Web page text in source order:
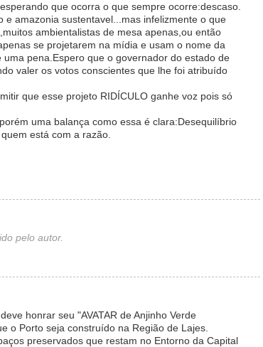
que ocorra o que sempre ocorre:descaso.
e amazonia sustentavel...mas infelizmente o que
ambientalistas de mesa apenas,ou então
se projetarem na mídia e usam o nome da
uma pena.Espero que o governador do estado de
valer os votos conscientes que lhe foi atribuído
que esse projeto RIDÍCULO ganhe voz pois só
uma balança como essa é clara:Desequilíbrio
está com a razão.
pelo autor.
honrar seu "AVATAR de Anjinho Verde
o Porto seja construído na Região de Lajes.
preservados que restam no Entorno da Capital